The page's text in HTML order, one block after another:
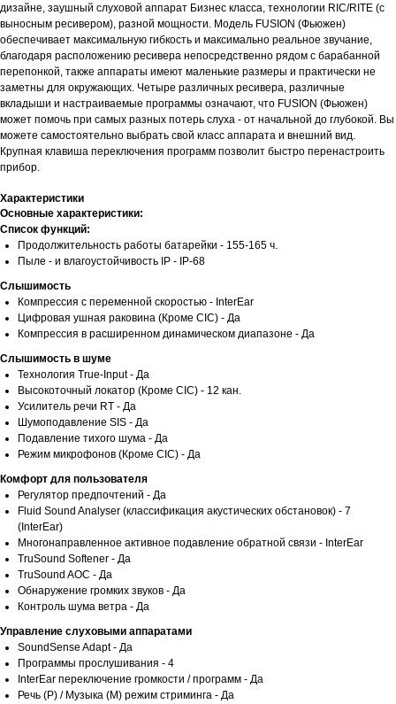
дизайне, заушный слуховой аппарат Бизнес класса, технологии RIC/RITE (с
выносным ресивером), разной мощности. Модель FUSION (Фьюжен)
обеспечивает максимальную гибкость и максимально реальное звучание,
благодаря расположению ресивера непосредственно рядом с барабанной
перепонкой, также аппараты имеют маленькие размеры и практически не
заметны для окружающих. Четыре различных ресивера, различные
вкладыши и настраиваемые программы означают, что FUSION (Фьюжен)
может помочь при самых разных потерь слуха - от начальной до глубокой. Вы
можете самостоятельно выбрать свой класс аппарата и внешний вид.
Крупная клавиша переключения программ позволит быстро перенастроить
прибор.
Характеристики
Основные характеристики:
Список функций:
Продолжительность работы батарейки - 155-165 ч.
Пыле - и влагоустойчивость IP - IP-68
Слышимость
Компрессия с переменной скоростью - InterEar
Цифровая ушная раковина (Кроме CIC) - Да
Компрессия в расширенном динамическом диапазоне - Да
Слышимость в шуме
Технология True-Input - Да
Высокоточный локатор (Кроме CIC) - 12 кан.
Усилитель речи RT - Да
Шумоподавление SIS - Да
Подавление тихого шума - Да
Режим микрофонов (Кроме CIC) - Да
Комфорт для пользователя
Регулятор предпочтений - Да
Fluid Sound Analyser (классификация акустических обстановок) - 7
(InterEar)
Многонаправленное активное подавление обратной связи - InterEar
TruSound Softener - Да
TruSound AOC - Да
Обнаружение громких звуков - Да
Контроль шума ветра - Да
Управление слуховыми аппаратами
SoundSense Adapt - Да
Программы прослушивания - 4
InterEar переключение громкости / программ - Да
Речь (Р) / Музыка (М) режим стриминга - Да